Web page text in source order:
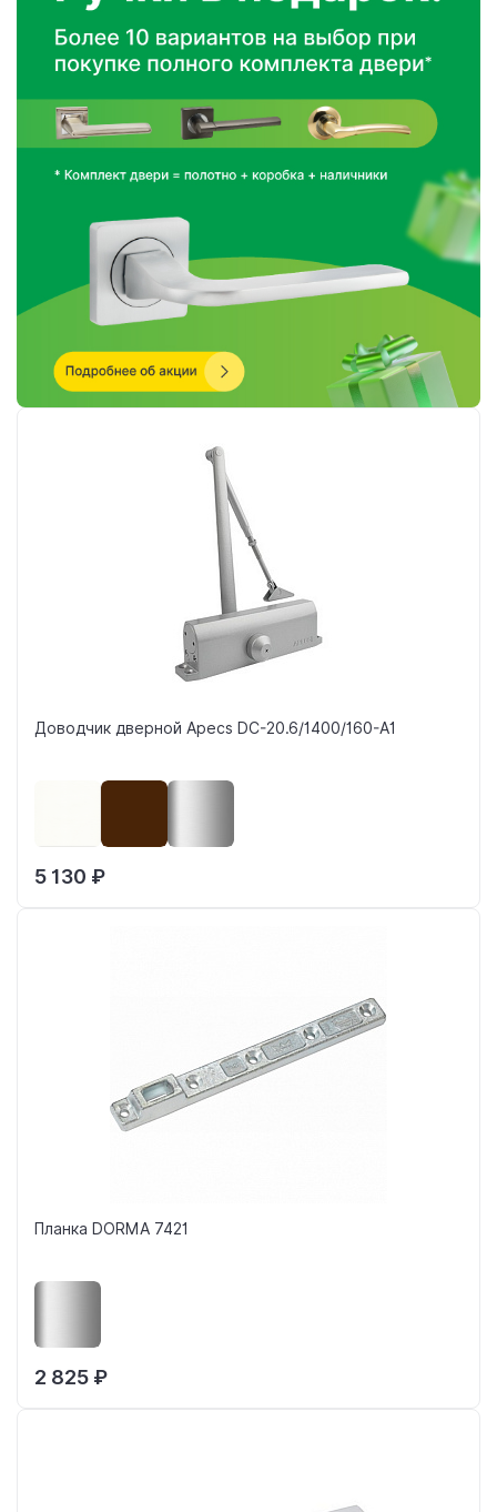
Доводчик дверной Apecs DC-20.6/1400/160-A1
5 130 ₽
Планка DORMA 7421
2 825 ₽